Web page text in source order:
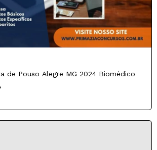
de Pouso Alegre MG 2024 Biomédico